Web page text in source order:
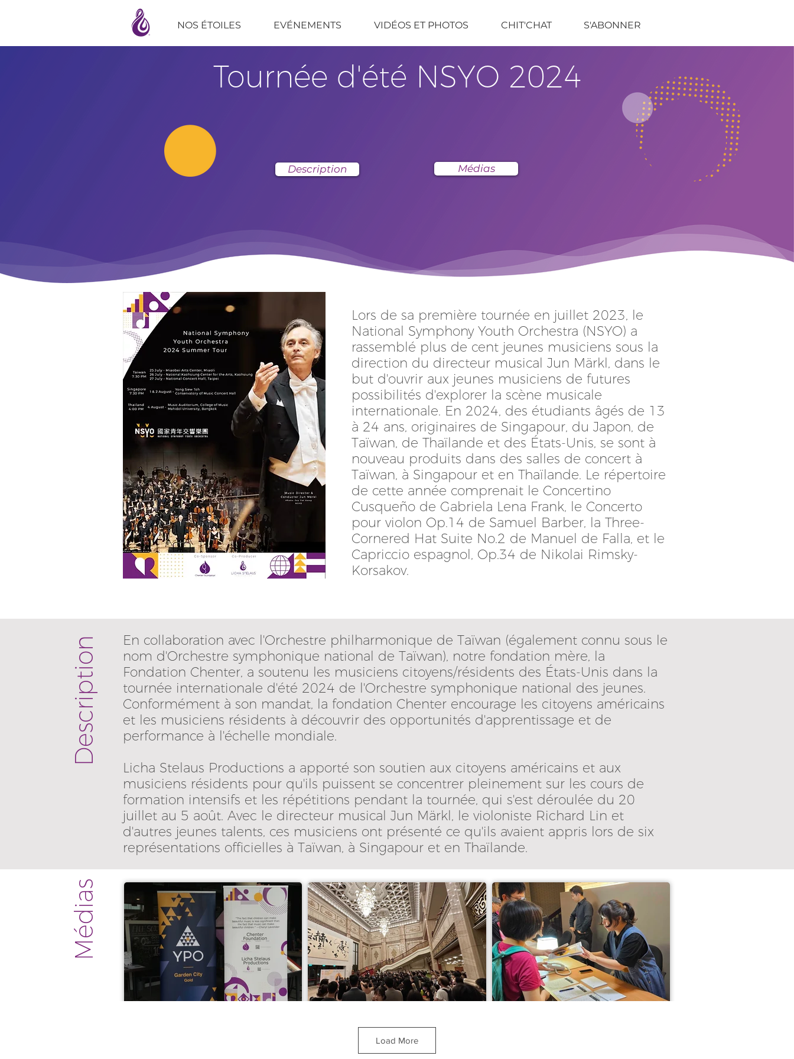
NOS ÉTOILES EVÉNEMENTS VIDÉOS ET PHOTOS CHIT'CHAT S'ABONNER
Tournée d'été NSYO 2024
Description Médias
Lors de sa première tournée en juillet 2023, le
National Symphony Youth Orchestra (NSYO) a
rassemblé plus de cent jeunes musiciens sous la
direction du directeur musical Jun Märkl, dans le
but d'ouvrir aux jeunes musiciens de futures
possibilités d'explorer la scène musicale
internationale. En 2024, des étudiants âgés de 13
à 24 ans, originaires de Singapour, du Japon, de
Taïwan, de Thaïlande et des États-Unis, se sont à
nouveau produits dans des salles de concert à
Taïwan, à Singapour et en Thaïlande. Le répertoire
de cette année comprenait le Concertino
Cusqueño de Gabriela Lena Frank, le Concerto
pour violon Op.14 de Samuel Barber, la Three-
Cornered Hat Suite No.2 de Manuel de Falla, et le
Capriccio espagnol, Op.34 de Nikolai Rimsky-
Korsakov.
Description
En collaboration avec l'Orchestre philharmonique de Taïwan (également connu sous le
nom d'Orchestre symphonique national de Taïwan), notre fondation mère, la
Fondation Chenter, a soutenu les musiciens citoyens/résidents des États-Unis dans la
tournée internationale d'été 2024 de l'Orchestre symphonique national des jeunes.
Conformément à son mandat, la fondation Chenter encourage les citoyens américains
et les musiciens résidents à découvrir des opportunités d'apprentissage et de
performance à l'échelle mondiale.
Licha Stelaus Productions a apporté son soutien aux citoyens américains et aux
musiciens résidents pour qu'ils puissent se concentrer pleinement sur les cours de
formation intensifs et les répétitions pendant la tournée, qui s'est déroulée du 20
juillet au 5 août. Avec le directeur musical Jun Märkl, le violoniste Richard Lin et
d'autres jeunes talents, ces musiciens ont présenté ce qu'ils avaient appris lors de six
représentations officielles à Taïwan, à Singapour et en Thaïlande.
Médias
Load More